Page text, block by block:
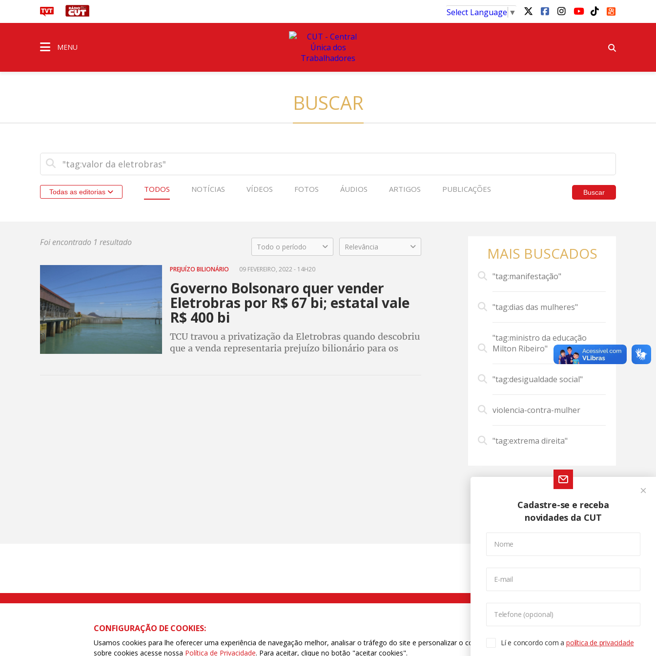
Select Language ▼
MENU
BUSCAR
Todas as editorias TODOS NOTÍCIAS VÍDEOS FOTOS ÁUDIOS ARTIGOS PUBLICAÇÕES Buscar
Foi encontrado 1 resultado Todo o período Relevância
PREJUÍZO BILIONÁRIO 09 FEVEREIRO, 2022 - 14H20
Governo Bolsonaro quer vender
Eletrobras por R$ 67 bi; estatal vale
R$ 400 bi
TCU travou a privatização da Eletrobras quando descobriu
que a venda representaria prejuízo bilionário para os
MAIS BUSCADOS
"tag:manifestação"
"tag:dias das mulheres"
"tag:ministro da educação
Milton Ribeiro"
"tag:desigualdade social"
violencia-contra-mulher
"tag:extrema direita"
Cadastre-se e receba
novidades da CUT
Nome
E-mail
Telefone (opcional)
Lí e concordo com apolítica de privacidade
Rua Caetano Pinto nº 575 CEP 03041-000 Brás, São Paulo/SP | Telefone (11) 2108 9200 - Fax (11) 2108 9310
CONFIGURAÇÃO DE COOKIES:
Usamos cookies para lhe oferecer uma experiência de navegação melhor, analisar o tráfego do site e personalizar o conteúdo. Para saber mais
sobre cookies acesse nossa Política de Privacidade. Para aceitar, clique no botão "aceitar cookies".